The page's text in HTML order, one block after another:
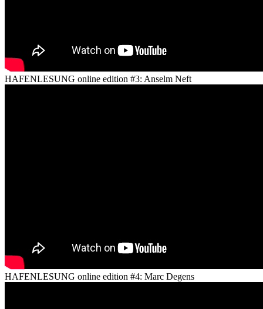
HAFENLESUNG online edition #3: Anselm Neft
HAFENLESUNG online edition #4: Marc Degens